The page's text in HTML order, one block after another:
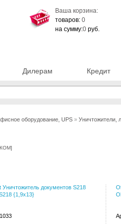
Дилерам Кредит
Ваша корзина:
товаров: 0
на сумму:0 руб.
оборудование, UPS » Уничтожители,
]
Уничтожитель документов S218
{1,9x13}